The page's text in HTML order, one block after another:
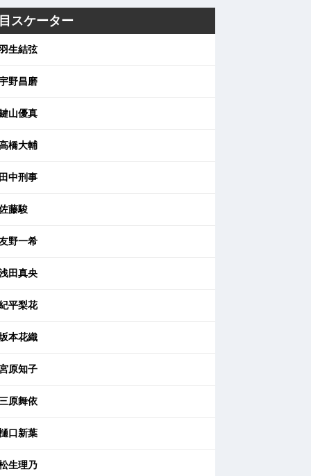
スケーター
生結弦
野昌磨
山優真
橋大輔
中刑事
藤駿
野一希
田真央
平梨花
本花織
原知子
原舞依
口新葉
生理乃